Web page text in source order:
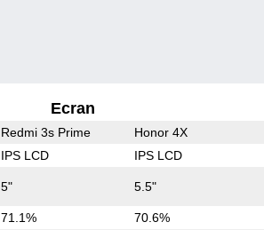
Ecran
Redmi 3s Prime Honor 4X
IPS LCD IPS LCD
5" 5.5"
71.1% 70.6%